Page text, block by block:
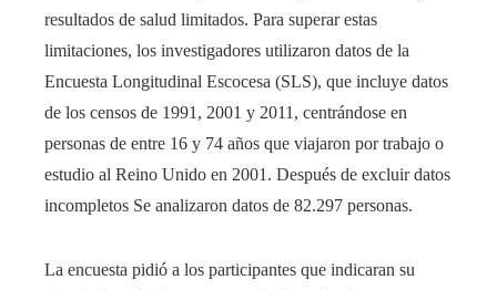
resultados de salud limitados. Para superar estas
limitaciones, los investigadores utilizaron datos de la
Encuesta Longitudinal Escocesa (SLS), que incluye datos
de los censos de 1991, 2001 y 2011, centrándose en
personas de entre 16 y 74 años que viajaron por trabajo o
estudio al Reino Unido en 2001. Después de excluir datos
incompletos Se analizaron datos de 82.297 personas.
La encuesta pidió a los participantes que indicaran su